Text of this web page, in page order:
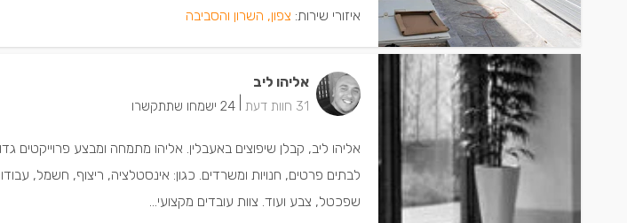
איזורי שירות: צפון, השרון והסביבה
אליהו ליב
31 חוות דעת 24 ישמחו שתתקשרו
אליהו ליב, קבלן שיפוצים באעבלין. אליהו מתמחה ומבצע פרוייקטים
לבתים פרטים, חנויות ומשרדים. כגון: אינסטלציה, ריצוף, חשמל,
שפכטל, צבע ועוד. צוות עובדים מקצועי...